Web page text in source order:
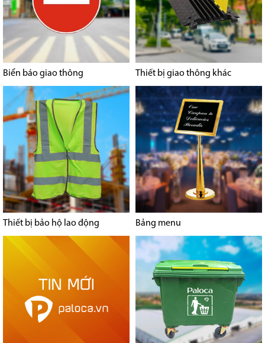
Biển báo giao thông Thiết bị giao thông khác
Thiết bị bảo hộ lao động Bảng menu